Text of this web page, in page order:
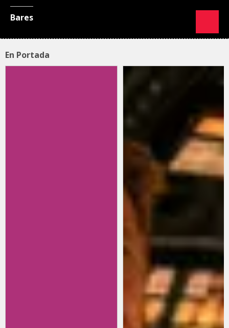
Bares
En Portada